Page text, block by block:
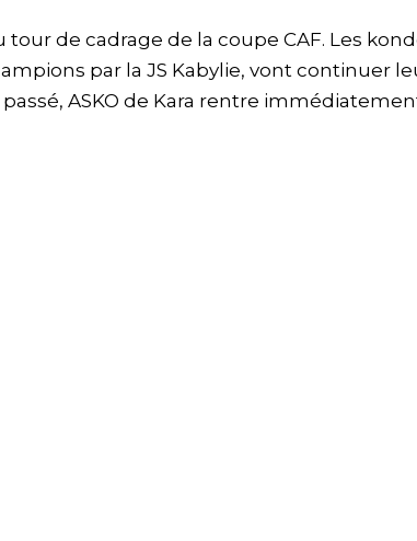
tour de cadrage de la coupe CAF. Les
par la JS Kabylie, vont continuer
ASKO de Kara rentre